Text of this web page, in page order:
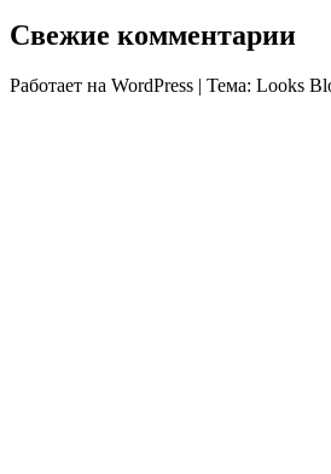
Свежие комментарии
Работает на WordPress | Тема: Looks